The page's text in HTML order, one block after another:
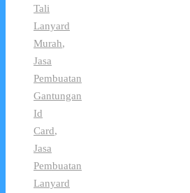
Tali
Lanyard
Murah,
Jasa
Pembuatan
Gantungan
Id
Card,
Jasa
Pembuatan
Lanyard